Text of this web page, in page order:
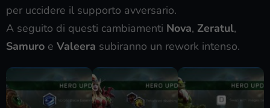
per uccidere il supporto avversario.
A seguito di questi cambiamenti Nova, Zeratul,
Samuro e Valeera subiranno un rework intenso.